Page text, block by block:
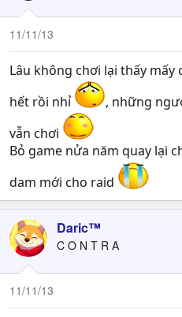
11/11/13
Lâu không chơi lại thấy
hết rồi nhỉ
, những
vẫn chơi
Bỏ game nửa năm quay lại
dam mới cho raid
Daric™
C O N T R A
11/11/13